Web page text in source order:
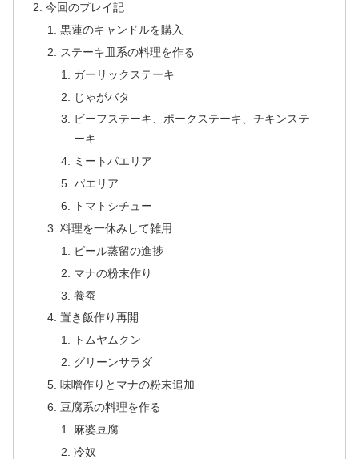
今回のプレイ記
黒蓮のキャンドルを購入
ステーキ皿系の料理を作る
ガーリックステーキ
じゃがバタ
ビーフステーキ、ポークステーキ、チキンステ
ーキ
ミートパエリア
パエリア
トマトシチュー
料理を一休みして雑用
ビール蒸留の進捗
マナの粉末作り
養蚕
置き飯作り再開
トムヤムクン
グリーンサラダ
味噌作りとマナの粉末追加
豆腐系の料理を作る
麻婆豆腐
冷奴